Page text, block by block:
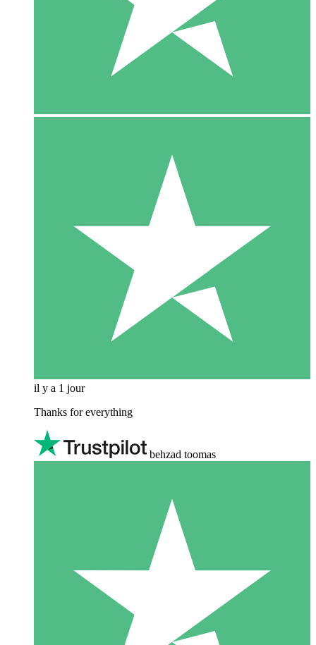
il y a 1 jour
Thanks for everything
behzad toomas